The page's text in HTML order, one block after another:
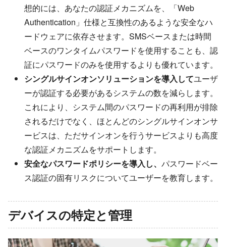
想的には、あなたの認証メカニズムを、「Web
Authentication」仕様と互換性のあるような安全なハ
ードウェアに依存させます。SMSベースまたは時間
ベースのワンタイムパスワードを使用することも、認
証にパスワードのみを使用するよりも優れています。
シングルサインオンソリューションを導入してユーザ
ーが認証する必要があるシステムの数を減らします。
これにより、システム間のパスワードの再利用が排除
されるだけでなく、ほとんどのシングルサインオンサ
ービスは、ただサインオンを行うサービスよりも高度
な認証メカニズムをサポートします。
安全なパスワードポリシーを導入し、 パスワードベー
ス認証の固有リスクについてユーザーを教育します。
デバイスの特定と管理